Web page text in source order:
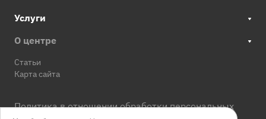
Услуги
О центре
Статьи
Карта сайта
Политика в отношении обработки персональных